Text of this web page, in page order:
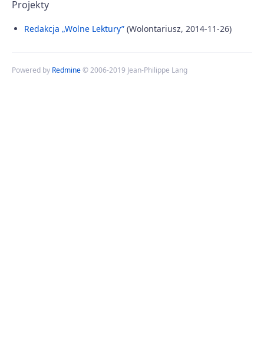
Projekty
Redakcja „Wolne Lektury” (Wolontariusz, 2014-11-26)
Powered by Redmine© 2006-2019 Jean-Philippe Lang